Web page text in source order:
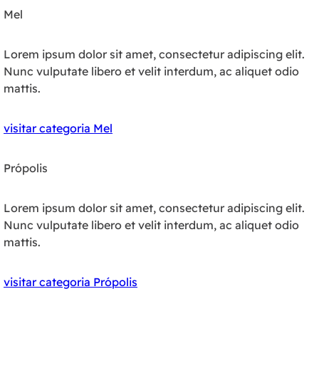
Mel
Lorem ipsum dolor sit amet, consectetur adipiscing elit.
Nunc vulputate libero et velit interdum, ac aliquet odio
mattis.
visitar categoria Mel
Própolis
Lorem ipsum dolor sit amet, consectetur adipiscing elit.
Nunc vulputate libero et velit interdum, ac aliquet odio
mattis.
visitar categoria Própolis